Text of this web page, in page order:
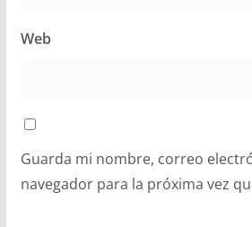
Web
Guarda mi nombre, correo
navegador para la próxima vez